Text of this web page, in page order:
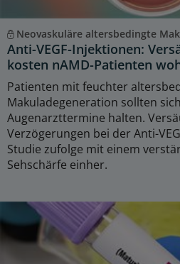
Neovaskuläre altersbedingte
Anti-VEGF-Injektionen:
kosten nAMD-Patienten
Patienten mit feuchter
Makuladegeneration sollten
Augenarzttermine halten.
Verzögerungen bei der Anti-
Studie zufolge mit einem
Sehschärfe einher.